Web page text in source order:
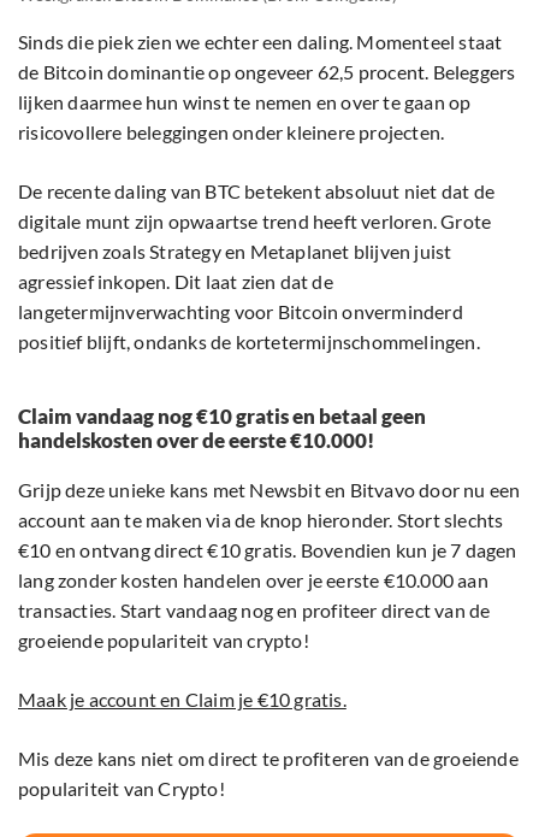
Sinds die piek zien we echter een daling. Momenteel staat
de Bitcoin dominantie op ongeveer 62,5 procent. Beleggers
lijken daarmee hun winst te nemen en over te gaan op
risicovollere beleggingen onder kleinere projecten.
De recente daling van BTC betekent absoluut niet dat de
digitale munt zijn opwaartse trend heeft verloren. Grote
bedrijven zoals Strategy en Metaplanet blijven juist
agressief inkopen. Dit laat zien dat de
langetermijnverwachting voor Bitcoin onverminderd
positief blijft, ondanks de kortetermijnschommelingen.
Claim vandaag nog €10 gratis en betaal geen
handelskosten over de eerste €10.000!
Grijp deze unieke kans met Newsbit en Bitvavo door nu een
account aan te maken via de knop hieronder. Stort slechts
€10 en ontvang direct €10 gratis. Bovendien kun je 7 dagen
lang zonder kosten handelen over je eerste €10.000 aan
transacties. Start vandaag nog en profiteer direct van de
groeiende populariteit van crypto!
Maak je account en Claim je €10 gratis.
Mis deze kans niet om direct te profiteren van de groeiende
populariteit van Crypto!